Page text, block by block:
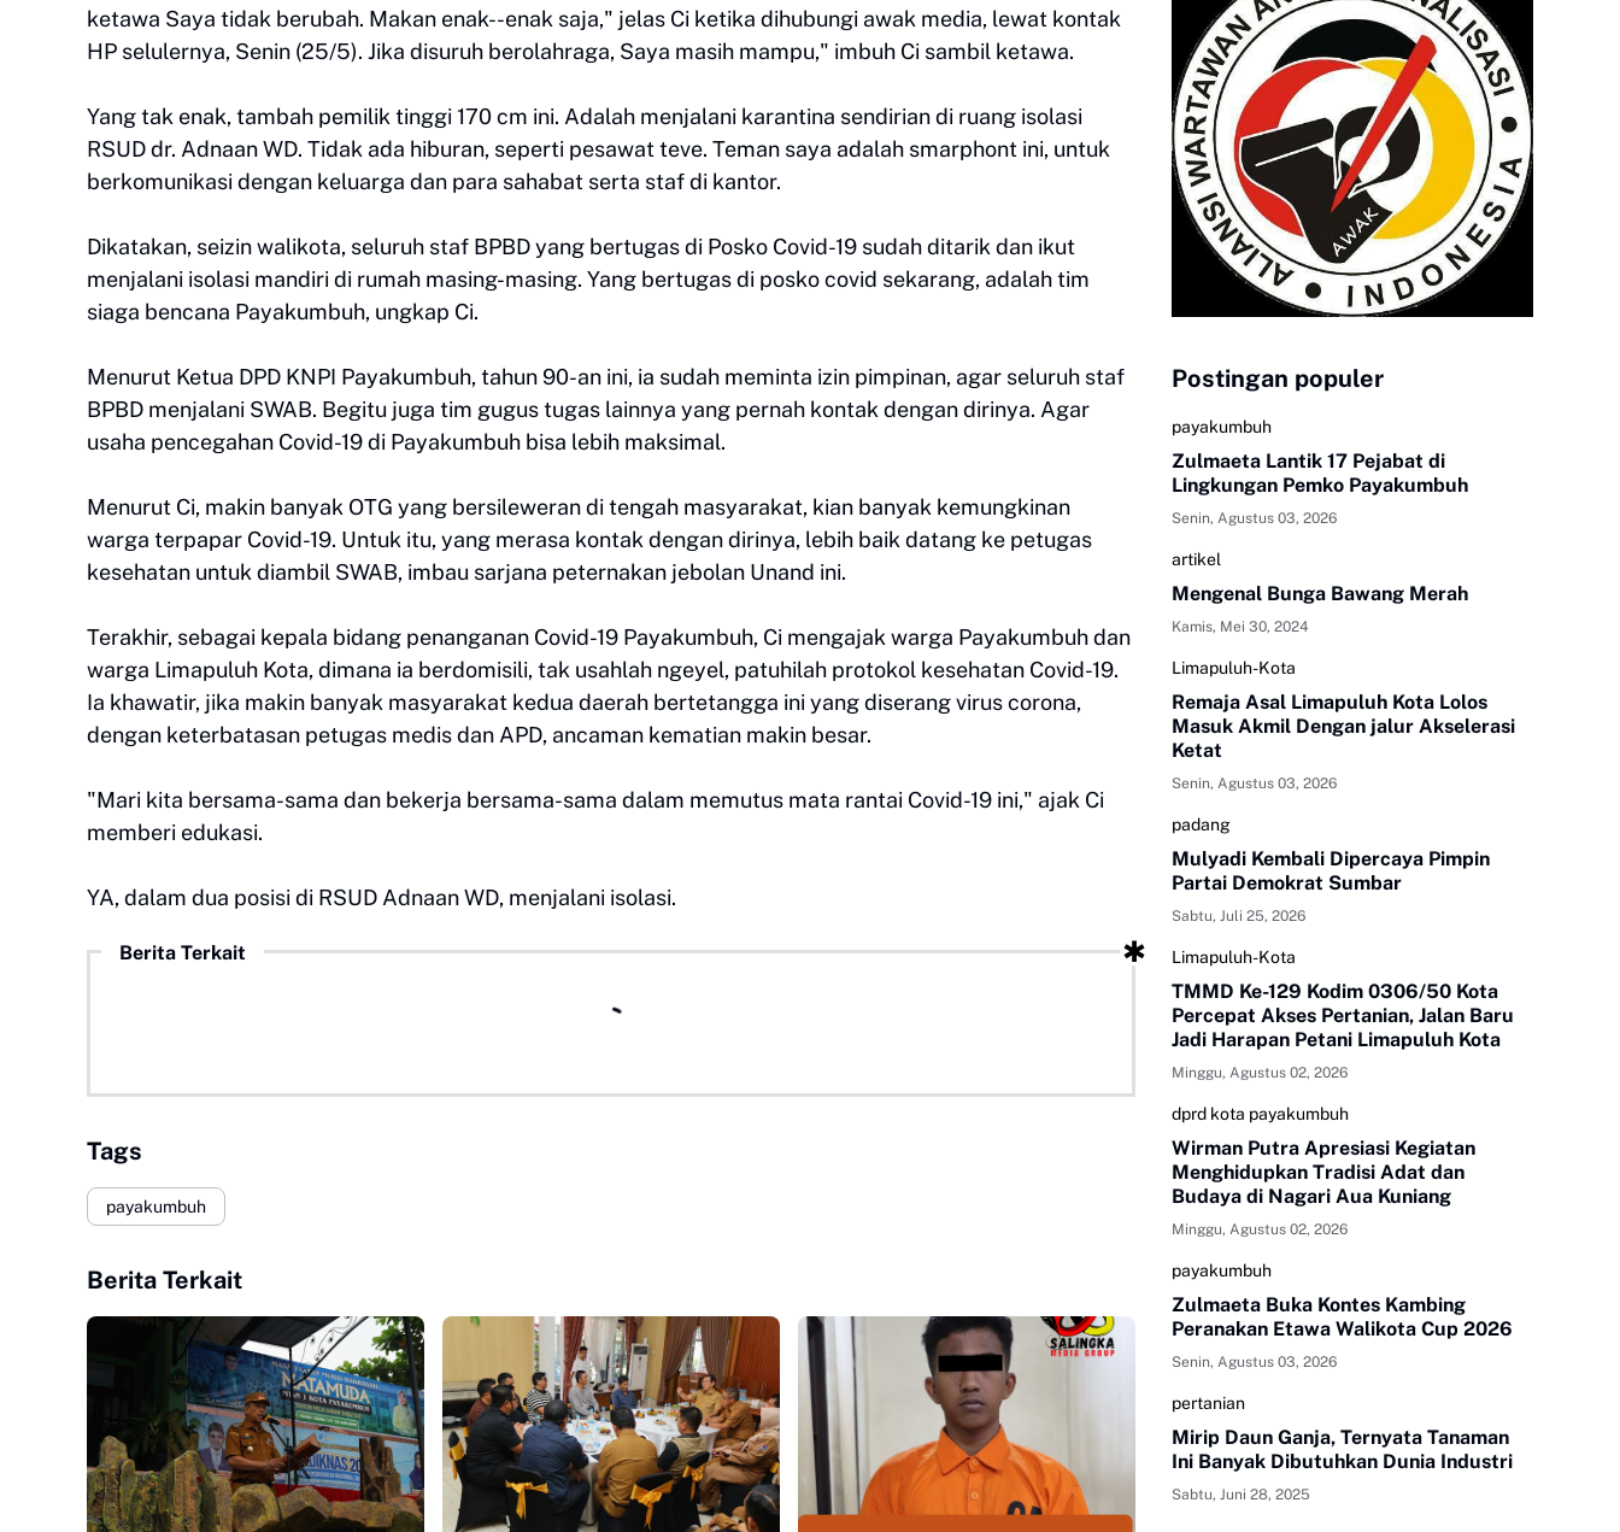
ketawa Saya tidak berubah. Makan enak--enak saja," jelas Ci ketika dihubungi awak media, lewat kontak
HP selulernya, Senin (25/5). Jika disuruh berolahraga, Saya masih mampu," imbuh Ci sambil ketawa.
Yang tak enak, tambah pemilik tinggi 170 cm ini. Adalah menjalani karantina sendirian di ruang isolasi
RSUD dr. Adnaan WD. Tidak ada hiburan, seperti pesawat teve. Teman saya adalah smarphont ini, untuk
berkomunikasi dengan keluarga dan para sahabat serta staf di kantor.
Dikatakan, seizin walikota, seluruh staf BPBD yang bertugas di Posko Covid-19 sudah ditarik dan ikut
menjalani isolasi mandiri di rumah masing-masing. Yang bertugas di posko covid sekarang, adalah tim
siaga bencana Payakumbuh, ungkap Ci.
Menurut Ketua DPD KNPI Payakumbuh, tahun 90-an ini, ia sudah meminta izin pimpinan, agar seluruh staf
BPBD menjalani SWAB. Begitu juga tim gugus tugas lainnya yang pernah kontak dengan dirinya. Agar
usaha pencegahan Covid-19 di Payakumbuh bisa lebih maksimal.
Menurut Ci, makin banyak OTG yang bersileweran di tengah masyarakat, kian banyak kemungkinan
warga terpapar Covid-19. Untuk itu, yang merasa kontak dengan dirinya, lebih baik datang ke petugas
kesehatan untuk diambil SWAB, imbau sarjana peternakan jebolan Unand ini.
Terakhir, sebagai kepala bidang penanganan Covid-19 Payakumbuh, Ci mengajak warga Payakumbuh dan
warga Limapuluh Kota, dimana ia berdomisili, tak usahlah ngeyel, patuhilah protokol kesehatan Covid-19.
Ia khawatir, jika makin banyak masyarakat kedua daerah bertetangga ini yang diserang virus corona,
dengan keterbatasan petugas medis dan APD, ancaman kematian makin besar.
"Mari kita bersama-sama dan bekerja bersama-sama dalam memutus mata rantai Covid-19 ini," ajak Ci
memberi edukasi.
YA, dalam dua posisi di RSUD Adnaan WD, menjalani isolasi.
Berita Terkait
Tags
payakumbuh
Berita Terkait
Postingan populer
payakumbuh
Zulmaeta Lantik 17 Pejabat di
Lingkungan Pemko Payakumbuh
Senin, Agustus 03, 2026
artikel
Mengenal Bunga Bawang Merah
Kamis, Mei 30, 2024
Limapuluh-Kota
Remaja Asal Limapuluh Kota Lolos
Masuk Akmil Dengan jalur Akselerasi
Ketat
Senin, Agustus 03, 2026
padang
Mulyadi Kembali Dipercaya Pimpin
Partai Demokrat Sumbar
Sabtu, Juli 25, 2026
Limapuluh-Kota
TMMD Ke-129 Kodim 0306/50 Kota
Percepat Akses Pertanian, Jalan Baru
Jadi Harapan Petani Limapuluh Kota
Minggu, Agustus 02, 2026
dprd kota payakumbuh
Wirman Putra Apresiasi Kegiatan
Menghidupkan Tradisi Adat dan
Budaya di Nagari Aua Kuniang
Minggu, Agustus 02, 2026
payakumbuh
Zulmaeta Buka Kontes Kambing
Peranakan Etawa Walikota Cup 2026
Senin, Agustus 03, 2026
pertanian
Mirip Daun Ganja, Ternyata Tanaman
Ini Banyak Dibutuhkan Dunia Industri
Sabtu, Juni 28, 2025